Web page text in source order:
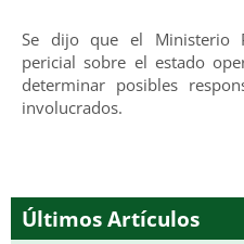
Se dijo que el Ministerio
pericial sobre el estado
determinar posibles
involucrados.
Últimos Artículos